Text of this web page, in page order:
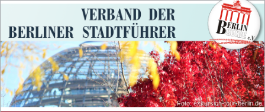
Foto: exkursion-tour-berlin.de